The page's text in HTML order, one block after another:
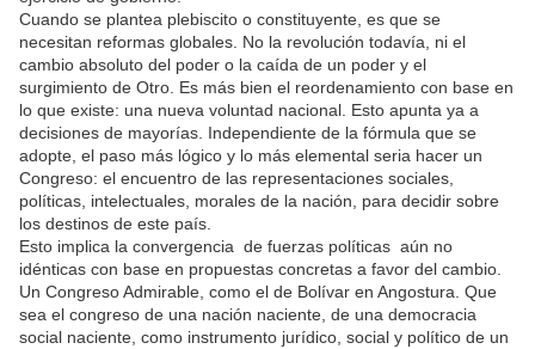
Cuando se plantea plebiscito o constituyente, es que se
necesitan reformas globales. No la revolución todavía, ni el
cambio absoluto del poder o la caída de un poder y el
surgimiento de Otro. Es más bien el reordenamiento con base en
lo que existe: una nueva voluntad nacional. Esto apunta ya a
decisiones de mayorías. Independiente de la fórmula que se
adopte, el paso más lógico y lo más elemental seria hacer un
Congreso: el encuentro de las representaciones sociales,
políticas, intelectuales, morales de la nación, para decidir sobre
los destinos de este país.
Esto implica la convergencia de fuerzas políticas aún no
idénticas con base en propuestas concretas a favor del cambio.
Un Congreso Admirable, como el de Bolívar en Angostura. Que
sea el congreso de una nación naciente, de una democracia
social naciente, como instrumento jurídico, social y político de un